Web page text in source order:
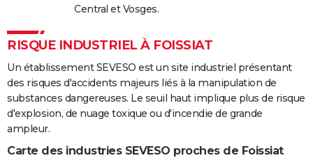
Central et Vosges.
RISQUE INDUSTRIEL À FOISSIAT
Un établissement SEVESO est un site industriel présentant
des risques d'accidents majeurs liés à la manipulation de
substances dangereuses. Le seuil haut implique plus de risque
d'explosion, de nuage toxique ou d'incendie de grande
ampleur.
Carte des industries SEVESO proches de Foissiat